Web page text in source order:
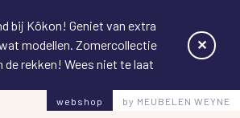
bij Kôkon! Geniet van extra
modellen. Zomercollectie
de rekken! Wees niet te laat
✕
webshop by MEUBELEN WEYNE